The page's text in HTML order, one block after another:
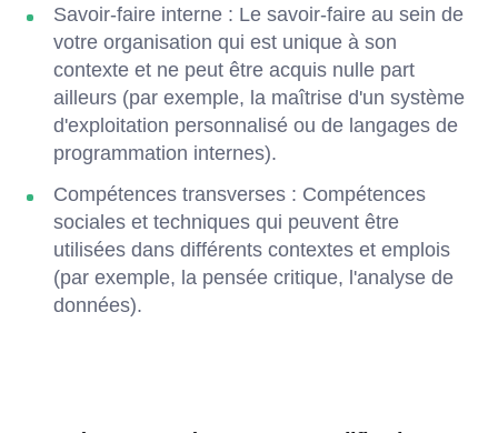
Savoir-faire interne : Le savoir-faire au sein de
votre organisation qui est unique à son
contexte et ne peut être acquis nulle part
ailleurs (par exemple, la maîtrise d'un système
d'exploitation personnalisé ou de langages de
programmation internes).
Compétences transverses : Compétences
sociales et techniques qui peuvent être
utilisées dans différents contextes et emplois
(par exemple, la pensée critique, l'analyse de
données).